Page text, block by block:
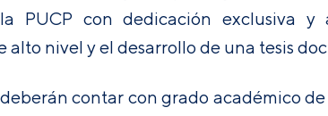
PUCP con dedicación exclusiva
alto nivel y el desarrollo de una tesis
contar con grado académico